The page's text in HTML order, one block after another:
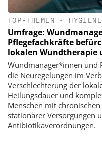
TOP-THEMEN • HYGIENE
Umfrage:
Pflegefachkräfte
lokalen
Wundmanager*innen und
die Neuregelungen im
Verschlechterung der
Heilungsdauer und
Menschen mit
stationärer Versorgungen
Antibiotikaverordnungen.